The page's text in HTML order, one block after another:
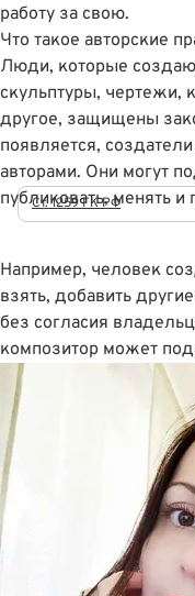
работу за свою.
Что такое авторские
Люди, которые
скульптуры, чертежи,
другое, защищены
появляется,
авторами. Они могут
публиковать, менять и
Ст. 1259 ГК РФ
Например, человек
взять, добавить
без согласия
композитор может